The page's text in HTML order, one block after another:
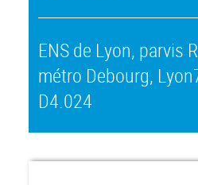
ENS de Lyon, parvis
métro Debourg,
D4.024